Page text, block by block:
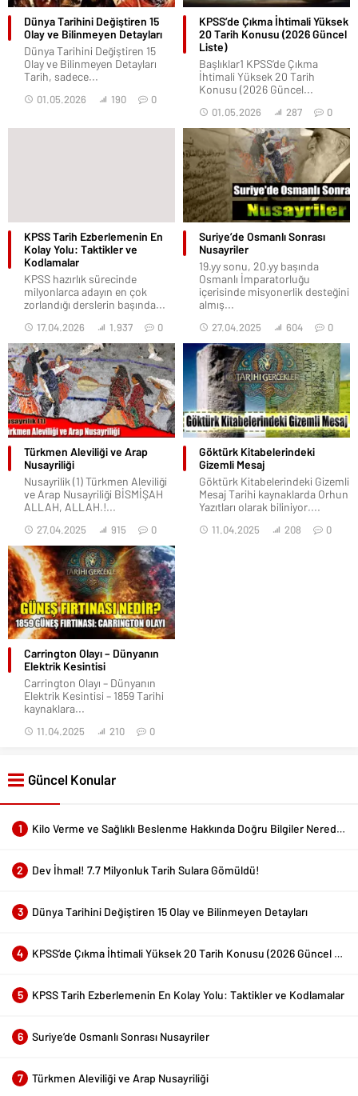
Dünya Tarihini Değiştiren 15
Olay ve Bilinmeyen Detayları
Dünya Tarihini Değiştiren 15
Olay ve Bilinmeyen Detayları
Tarih, sadece...
01.05.2026 190 0
KPSS’de Çıkma İhtimali Yüksek
20 Tarih Konusu (2026 Güncel
Liste)
Başlıklar1 KPSS’de Çıkma
İhtimali Yüksek 20 Tarih
Konusu (2026 Güncel...
01.05.2026 287 0
KPSS Tarih Ezberlemenin En
Kolay Yolu: Taktikler ve
Kodlamalar
KPSS hazırlık sürecinde
milyonlarca adayın en çok
zorlandığı derslerin başında...
17.04.2026 1.937 0
Suriye’de Osmanlı Sonrası
Nusayriler
19.yy sonu, 20.yy başında
Osmanlı İmparatorluğu
içerisinde misyonerlik desteğini
almış...
27.04.2025 604 0
Türkmen Aleviliği ve Arap
Nusayriliği
Nusayrilik (1) Türkmen Aleviliği
ve Arap Nusayriliği BİSMİŞAH
ALLAH, ALLAH.!...
27.04.2025 915 0
Göktürk Kitabelerindeki
Gizemli Mesaj
Göktürk Kitabelerindeki Gizemli
Mesaj Tarihi kaynaklarda Orhun
Yazıtları olarak biliniyor....
11.04.2025 208 0
Carrington Olayı – Dünyanın
Elektrik Kesintisi
Carrington Olayı – Dünyanın
Elektrik Kesintisi – 1859 Tarihi
kaynaklara...
11.04.2025 210 0
Güncel Konular
1 Kilo Verme ve Sağlıklı Beslenme Hakkında Doğru Bilgiler Nerede Bulunur?
2 Dev İhmal! 7.7 Milyonluk Tarih Sulara Gömüldü!
3 Dünya Tarihini Değiştiren 15 Olay ve Bilinmeyen Detayları
4 KPSS’de Çıkma İhtimali Yüksek 20 Tarih Konusu (2026 Güncel Liste)
5 KPSS Tarih Ezberlemenin En Kolay Yolu: Taktikler ve Kodlamalar
6 Suriye’de Osmanlı Sonrası Nusayriler
7 Türkmen Aleviliği ve Arap Nusayriliği